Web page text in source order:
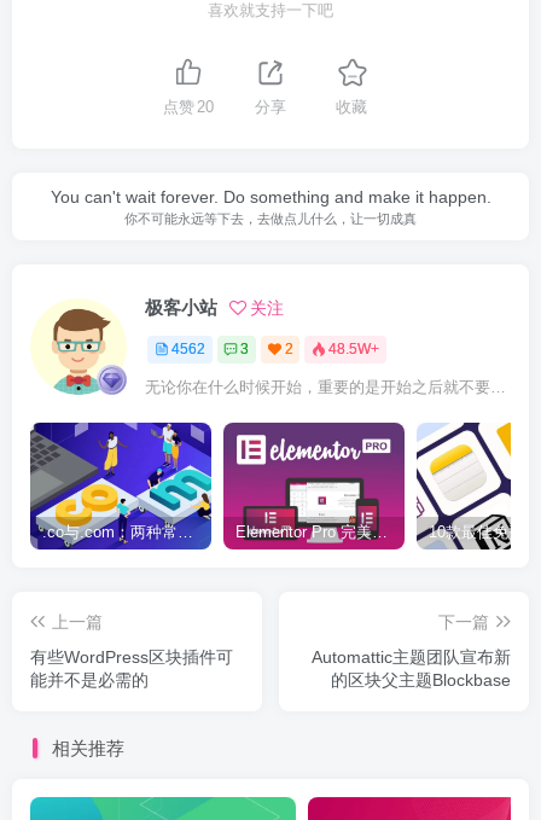
喜欢就支持一下吧
点赞20 分享 收藏
You can't wait forever. Do something and make it happen.
你不可能永远等下去，去做点儿什么，让一切成真
极客小站 关注
4562 3 2 48.5W+
Elementor Pro 完美汉化中文版（含全套模板）|可视化编辑页面自定义设计WordPress插件
上一篇
有些WordPress区块插件可
能并不是必需的
下一篇
Automattic主题团队宣布新
的区块父主题Blockbase
相关推荐